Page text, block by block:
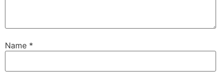
Name *